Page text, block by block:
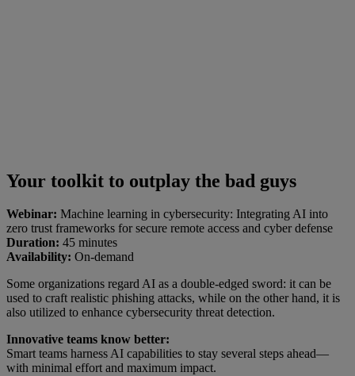
Your toolkit to outplay the bad guys
Webinar: Machine learning in cybersecurity: Integrating AI into
zero trust frameworks for secure remote access and cyber defense
Duration: 45 minutes
Availability: On-demand
Some organizations regard AI as a double-edged sword: it can be
used to craft realistic phishing attacks, while on the other hand, it is
also utilized to enhance cybersecurity threat detection.
Innovative teams know better:
Smart teams harness AI capabilities to stay several steps ahead—
with minimal effort and maximum impact.